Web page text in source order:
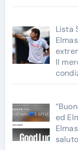
Lista
Il
ed
saluto